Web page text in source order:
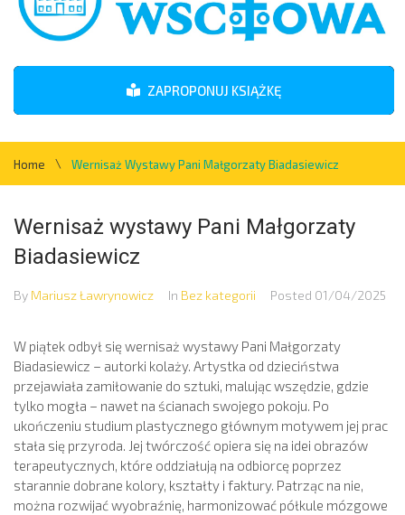
O nas
Wydarzenia
Kontakt
ZAPROPONUJ KSIĄŻKĘ
Home \ Wernisaż Wystawy Pani Małgorzaty Biadasiewicz
Wernisaż wystawy Pani Małgorzaty
Biadasiewicz
By Mariusz Ławrynowicz In Bez kategorii Posted 01/04/2025
W piątek odbył się wernisaż wystawy Pani Małgorzaty
Biadasiewicz – autorki kolaży. Artystka od dzieciństwa
przejawiała zamiłowanie do sztuki, malując wszędzie, gdzie
tylko mogła – nawet na ścianach swojego pokoju. Po
ukończeniu studium plastycznego głównym motywem jej prac
stała się przyroda. Jej twórczość opiera się na idei obrazów
terapeutycznych, które oddziałują na odbiorcę poprzez
starannie dobrane kolory, kształty i faktury. Patrząc na nie,
można rozwijać wyobraźnię, harmonizować półkule mózgowe